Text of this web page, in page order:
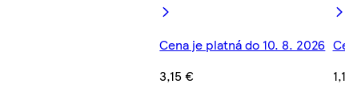
Cena je platná do 10. 8. 2026
3,15 €